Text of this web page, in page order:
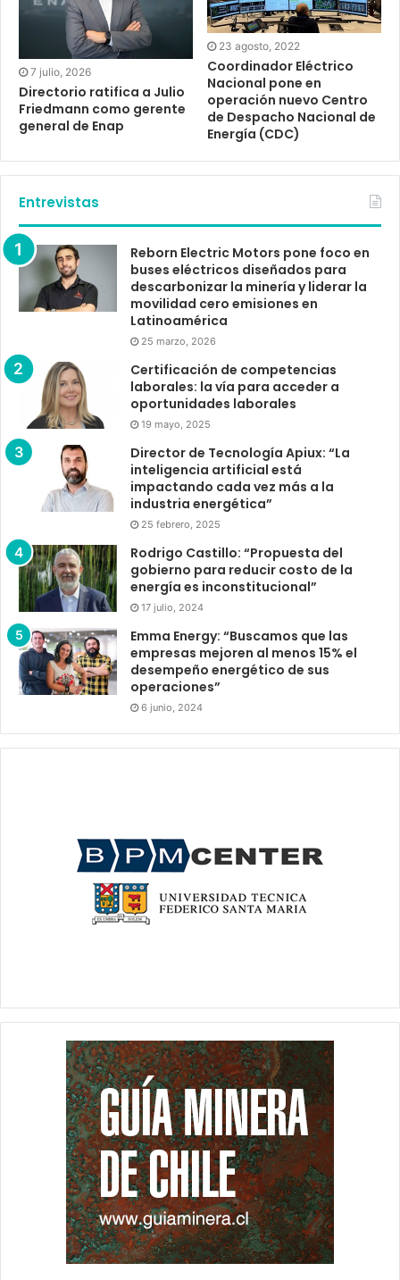
7 julio, 2026
Directorio ratifica a Julio
Friedmann como gerente
general de Enap
23 agosto, 2022
Coordinador Eléctrico
Nacional pone en
operación nuevo Centro
de Despacho Nacional de
Energía (CDC)
Entrevistas
Reborn Electric Motors pone foco en
buses eléctricos diseñados para
descarbonizar la minería y liderar la
movilidad cero emisiones en
Latinoamérica
25 marzo, 2026
Certificación de competencias
laborales: la vía para acceder a
oportunidades laborales
19 mayo, 2025
Director de Tecnología Apiux: “La
inteligencia artificial está
impactando cada vez más a la
industria energética”
25 febrero, 2025
Rodrigo Castillo: “Propuesta del
gobierno para reducir costo de la
energía es inconstitucional”
17 julio, 2024
Emma Energy: “Buscamos que las
empresas mejoren al menos 15% el
desempeño energético de sus
operaciones”
6 junio, 2024